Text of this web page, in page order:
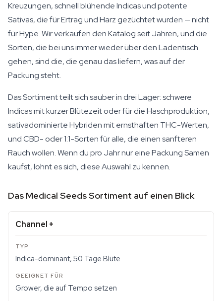
Kreuzungen, schnell blühende Indicas und potente
Sativas, die für Ertrag und Harz gezüchtet wurden — nicht
für Hype. Wir verkaufen den Katalog seit Jahren, und die
Sorten, die bei uns immer wieder über den Ladentisch
gehen, sind die, die genau das liefern, was auf der
Packung steht.
Das Sortiment teilt sich sauber in drei Lager: schwere
Indicas mit kurzer Blütezeit oder für die Haschproduktion,
sativadominierte Hybriden mit ernsthaften THC-Werten,
und CBD- oder 1:1-Sorten für alle, die einen sanfteren
Rauch wollen. Wenn du pro Jahr nur eine Packung Samen
kaufst, lohnt es sich, diese Auswahl zu kennen.
Das Medical Seeds Sortiment auf einen Blick
Channel +
Indica-dominant, 50 Tage Blüte
Grower, die auf Tempo setzen